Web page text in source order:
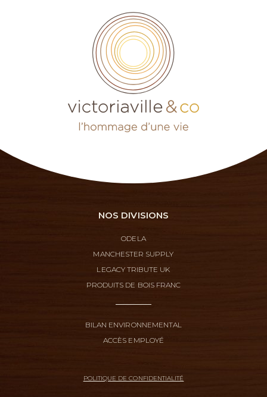
NOS DIVISIONS
ODELA
MANCHESTER SUPPLY
LEGACY TRIBUTE UK
PRODUITS DE BOIS FRANC
BILAN ENVIRONNEMENTAL
ACCÈS EMPLOYÉ
POLITIQUE DE CONFIDENTIALITÉ